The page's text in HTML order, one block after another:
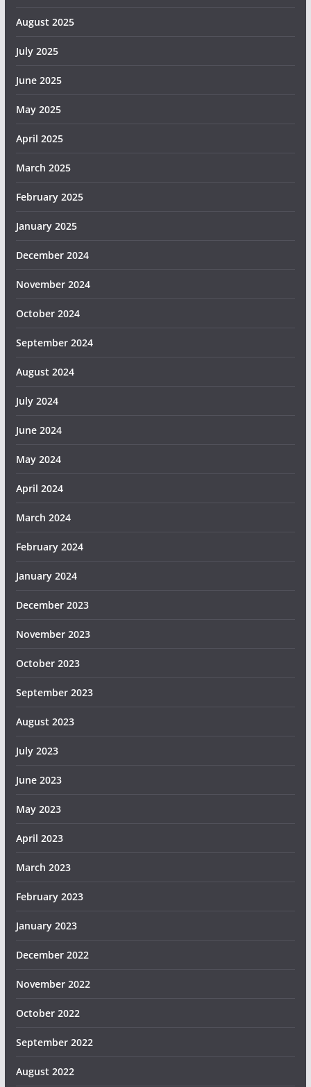
August 2025
July 2025
June 2025
May 2025
April 2025
March 2025
February 2025
January 2025
December 2024
November 2024
October 2024
September 2024
August 2024
July 2024
June 2024
May 2024
April 2024
March 2024
February 2024
January 2024
December 2023
November 2023
October 2023
September 2023
August 2023
July 2023
June 2023
May 2023
April 2023
March 2023
February 2023
January 2023
December 2022
November 2022
October 2022
September 2022
August 2022